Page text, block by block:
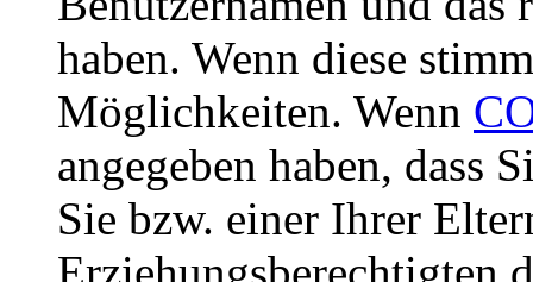
haben. Wenn diese
Möglichkeiten. Wenn
angegeben haben, dass
Sie bzw. einer Ihrer